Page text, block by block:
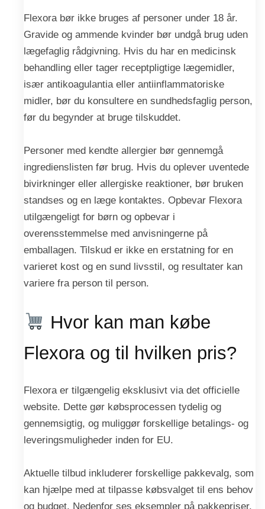
Flexora bør ikke bruges af personer under 18 år.
Gravide og ammende kvinder bør undgå brug uden
lægefaglig rådgivning. Hvis du har en medicinsk
behandling eller tager receptpligtige lægemidler,
især antikoagulantia eller antiinflammatoriske
midler, bør du konsultere en sundhedsfaglig person,
før du begynder at bruge tilskuddet.
Personer med kendte allergier bør gennemgå
ingredienslisten før brug. Hvis du oplever uventede
bivirkninger eller allergiske reaktioner, bør bruken
standses og en læge kontaktes. Opbevar Flexora
utilgængeligt for børn og opbevar i
overensstemmelse med anvisningerne på
emballagen. Tilskud er ikke en erstatning for en
varieret kost og en sund livsstil, og resultater kan
variere fra person til person.
Hvor kan man købe
Flexora og til hvilken pris?
Flexora er tilgængelig eksklusivt via det officielle
website. Dette gør købsprocessen tydelig og
gennemsigtig, og muliggør forskellige betalings- og
leveringsmuligheder inden for EU.
Aktuelle tilbud inkluderer forskellige pakkevalg, som
kan hjælpe med at tilpasse købsvalget til ens behov
og budget. Nedenfor ses eksempler på pakkepriser,